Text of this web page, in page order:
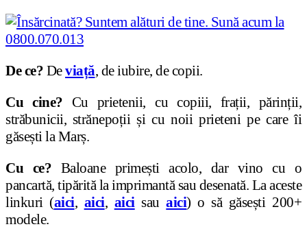
De ce? Deviață, de iubire, de copii.
Cu cine? Cu prietenii, cu copiii, frații, părinții,
străbunicii, strănepoții și cu noii prieteni pe care îi
găsești la Marș.
Cu ce? Baloane primești acolo, dar vino cu o
pancartă, tipărită la imprimantă sau desenată. La aceste
linkuri (aici, aici, aicisauaici) o să găsești 200+
modele.